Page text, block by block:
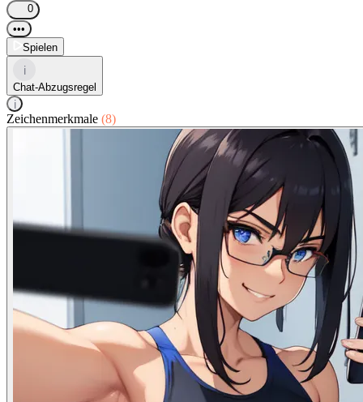
0
•••
Spielen
i
Chat-Abzugsregel
i
Zeichenmerkmale (8)